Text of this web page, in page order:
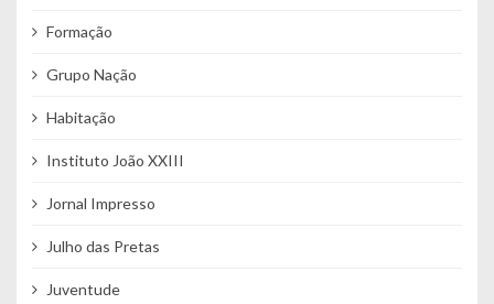
Formação
Grupo Nação
Habitação
Instituto João XXIII
Jornal Impresso
Julho das Pretas
Juventude